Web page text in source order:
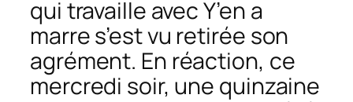
qui travaille avec Y’en a
marre s’est vu retirée son
agrément. En réaction, ce
mercredi soir, une quinzaine